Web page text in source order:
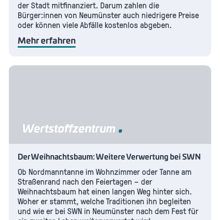
Abfallart
10er Vorteilskarte Gartenabfall
Fallpauschale (nur für Gewerbekunden) für
Elektroschrott)*
Kosten (brutto)
5,00 €
Kosten (brutto)
39,60 €
10er Vorteilskarte Gartenabfall
Fallpauschale für Wertstoffe PKW Menge
(PPK, Metalle, Altkleider, Flaschenglas,
Elektroschrott)
Kosten (brutto)
5,00 €
Abfallart
Baustoffe auf Gipsbasis²
150-200 kg
35,00 €
20,00 €
Abfallart
Abfallart
Baustoffe auf Gipsbasis²
unter 100 kg
42,00 €
24,00 €
Abfallart
Asbesthaltige Baustoffe (nur verpackt)³
der Stadt mitfinanziert. Darum zahlen die
Bürger:innen von Neumünster auch niedrigere Preise
oder können viele Abfälle kostenlos abgeben.
Mehr erfahren
Wertstoffzentrum
Der Weihnachtsbaum: Weitere Verwertung bei SWN
Ob Nordmanntanne im Wohnzimmer oder Tanne am
Straßenrand nach den Feiertagen – der
Weihnachtsbaum hat einen langen Weg hinter sich.
Woher er stammt, welche Traditionen ihn begleiten
und wie er bei SWN in Neumünster nach dem Fest für